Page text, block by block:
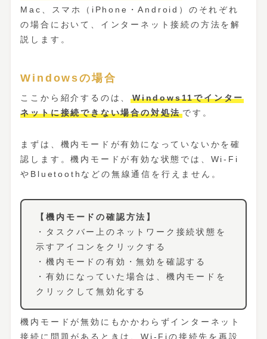
Mac、スマホ（iPhone・Android）のそれぞれ
の場合において、インターネット接続の方法を解
説します。
Windowsの場合
ここから紹介するのは、Windows11でインター
ネットに接続できない場合の対処法 です。
まずは、機内モードが有効になっていないかを確
認します。機内モードが有効な状態では、Wi-Fi
やBluetoothなどの無線通信を行えません。
【機内モードの確認方法】
・タスクバー上のネットワーク接続状態を
示すアイコンをクリックする
・機内モードの有効・無効を確認する
・有効になっていた場合は、機内モードを
クリックして無効化する
機内モードが無効にもかかわらずインターネット
接続に問題があるときは、Wi-Fiの接続先を再設